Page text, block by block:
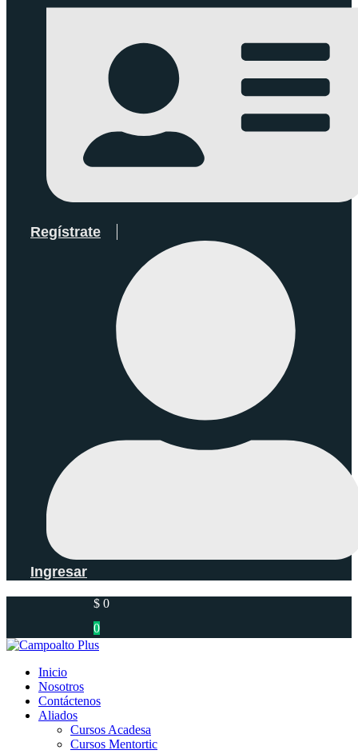
Regístrate
Ingresar
$ 0
0
Inicio
Nosotros
Contáctenos
Aliados
Cursos Acadesa
Cursos Mentortic